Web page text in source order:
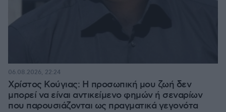
Χρίστος Κούγιας: Η προσωπική μου ζωή δεν
μπορεί να είναι αντικείμενο φημών ή σεναρίων
που παρουσιάζονται ως πραγματικά γεγονότα
06.08.2026, 22:24